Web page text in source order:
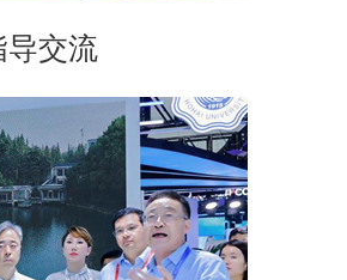
交流